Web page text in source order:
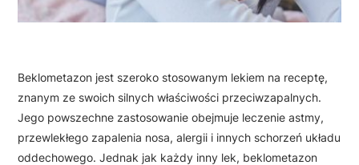
Beklometazon jest szeroko stosowanym lekiem na receptę,
znanym ze swoich silnych właściwości przeciwzapalnych.
Jego powszechne zastosowanie obejmuje leczenie astmy,
przewlekłego zapalenia nosa, alergii i innych schorzeń układu
oddechowego. Jednak jak każdy inny lek, beklometazon